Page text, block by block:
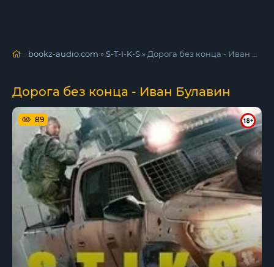
bookz-audio.com »S-T-I-K-S» Дорога без конца - Иван Булавин
Дорога без конца - Иван Булавин
89